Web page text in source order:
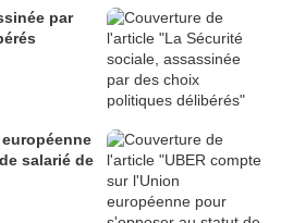
par
salarié de